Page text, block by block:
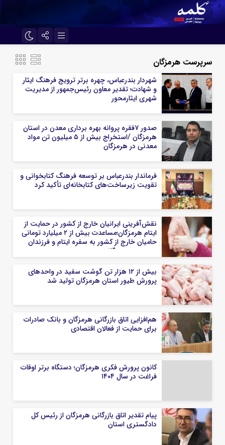
سروش
آپارات
اپلیکیشن
سرپرست هرمزگان
شهردار بندرعباس، چهره برتر ترویج فرهنگ ایثار
و شهادت؛ تقدیر معاون رئیس‌جمهور از مدیریت
شهری ایثارمحور
صدور ۷فقره پروانه بهره برداری معدن در استان
هرمزگان /استخراج بیش از ۵ میلیون تن مواد
معدنی در هرمزگان
فرماندار بندرعباس بر توسعه فرهنگ کتابخوانی و
تقویت زیرساخت‌های کتابخانه‌ای تأکید کرد
نقش‌آفرینی ایرانیان خارج از کشور در حمایت از
ایتام هرمزگان؛مساعدت بیش از ۲ میلیارد تومانی
حامیان خارج از کشور به سفره ایتام و فرزندان
محسنین هرمزگانی
بیش از ۱۲ هزار تن گوشت سفید در واحدهای
پرورش طیور استان هرمزگان تولید شد
هم‌افزایی اتاق بازرگانی هرمزگان و بانک صادرات
برای حمایت از فعالان اقتصادی
کانون پرورش فکری هرمزگان؛ دستگاه برتر اوقات
فراغت در سال ۱۴۰۴
پیام تقدیر اتاق بازرگانی هرمزگان از رئیس کل
دادگستری استان